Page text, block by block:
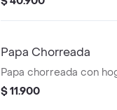
Papa Chorreada
Papa chorreada con
$ 11.900